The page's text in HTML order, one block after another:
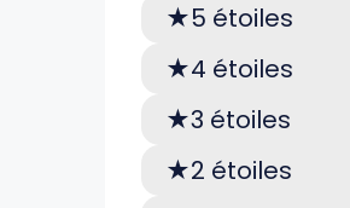
5 étoiles
4 étoiles
3 étoiles
2 étoiles